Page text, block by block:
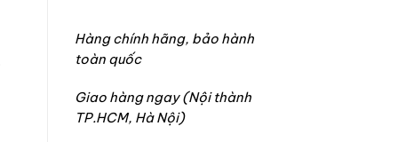
Hàng chính hãng, bảo hành
toàn quốc
Giao hàng ngay (Nội thành
TP.HCM, Hà Nội)